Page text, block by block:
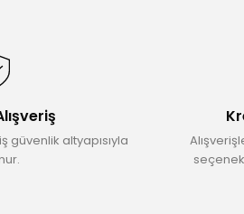
güvenlik altyapısıyla